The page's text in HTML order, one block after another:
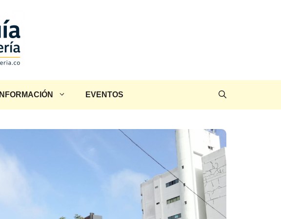
INFORMACIÓN EVENTOS